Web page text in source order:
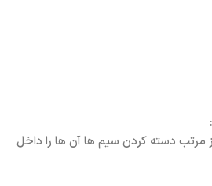
از مرتب دسته کردن سیم ها آن ها را داخل